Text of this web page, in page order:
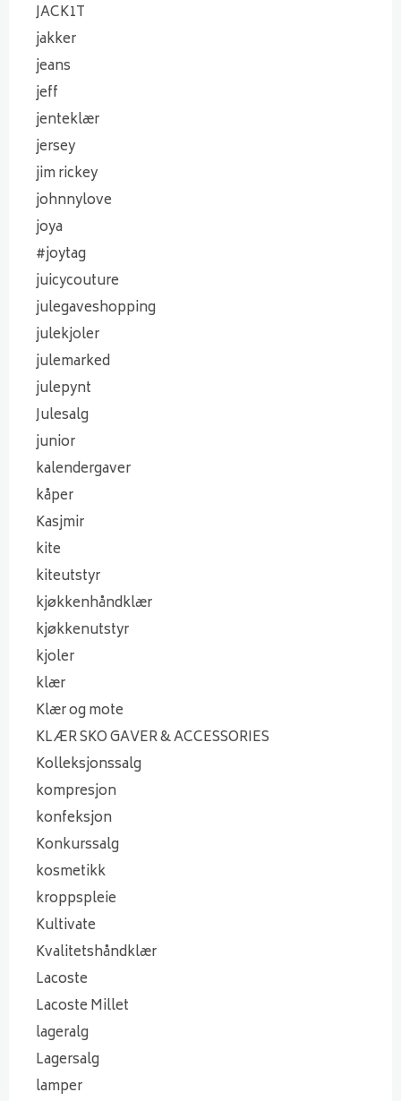
JACK1T
jakker
jeans
jeff
jenteklær
jersey
jim rickey
johnnylove
joya
#joytag
juicycouture
julegaveshopping
julekjoler
julemarked
julepynt
Julesalg
junior
kalendergaver
kåper
Kasjmir
kite
kiteutstyr
kjøkkenhåndklær
kjøkkenutstyr
kjoler
klær
Klær og mote
KLÆR SKO GAVER & ACCESSORIES
Kolleksjonssalg
kompresjon
konfeksjon
Konkurssalg
kosmetikk
kroppspleie
Kultivate
Kvalitetshåndklær
Lacoste
Lacoste Millet
lageralg
Lagersalg
lamper